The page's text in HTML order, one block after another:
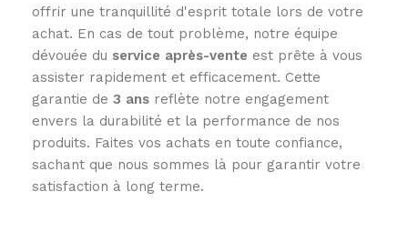
offrir une tranquillité d'esprit totale lors de votre
achat. En cas de tout problème, notre équipe
dévouée du service après-vente est prête à vous
assister rapidement et efficacement. Cette
garantie de 3 ans reflète notre engagement
envers la durabilité et la performance de nos
produits. Faites vos achats en toute confiance,
sachant que nous sommes là pour garantir votre
satisfaction à long terme.